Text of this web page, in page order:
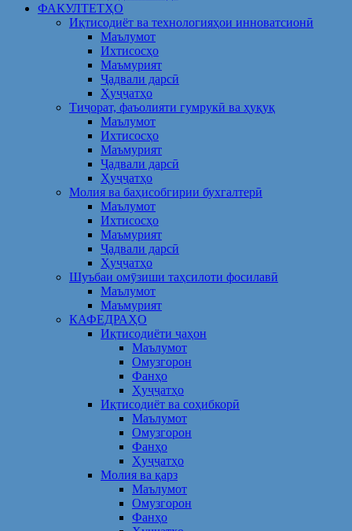
ФАКУЛТЕТҲО
Иқтисодиёт ва технологияҳои инноватсионӣ
Маълумот
Ихтисосҳо
Маъмурият
Ҷадвали дарсӣ
Ҳуҷҷатҳо
Тиҷорат, фаъолияти гумрукӣ ва ҳуқуқ
Маълумот
Ихтисосҳо
Маъмурият
Ҷадвали дарсӣ
Ҳуҷҷатҳо
Молия ва баҳисобгирии бухгалтерӣ
Маълумот
Ихтисосҳо
Маъмурият
Ҷадвали дарсӣ
Ҳуҷҷатҳо
Шуъбаи омӯзиши таҳсилоти фосилавӣ
Маълумот
Маъмурият
КАФЕДРАҲО
Иқтисодиёти ҷаҳон
Маълумот
Омузгорон
Фанҳо
Ҳуҷҷатҳо
Иқтисодиёт ва соҳибкорӣ
Маълумот
Омузгорон
Фанҳо
Ҳуҷҷатҳо
Молия ва қарз
Маълумот
Омузгорон
Фанҳо